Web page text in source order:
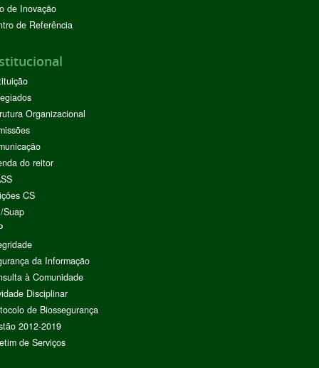
de Inovação
de Referência
Organizacional
do reitor
CS
Suap
da Informação
à Comunidade
Disciplinar
de Biossegurança
2012-2019
de Serviços